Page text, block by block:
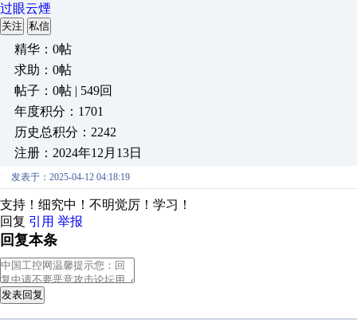
过眼云煙
关注 私信
精华：0帖
求助：0帖
帖子：0帖 | 549回
年度积分：1701
历史总积分：2242
注册：2024年12月13日
发表于：2025-04-12 04:18:19
支持！细究中！不明觉厉！学习！
回复 引用 举报
回复本条
发表回复